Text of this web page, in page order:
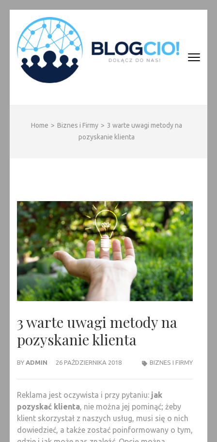
content
(Press
Enter)
Home > Biznes i Firmy > 3 warte uwagi metody na
pozyskanie klienta
3 warte uwagi metody na
pozyskanie klienta
BY ADMIN 26 PAŹDZIERNIKA 2018 BIZNES I FIRMY
Reklama jest oczywista i przy pytaniu: jak
pozyskać klienta, nie można jej pominąć; żeby
klient skorzystał z naszych usług, musi się o nich
dowiedzieć, a także zostać poinformowany o tym,